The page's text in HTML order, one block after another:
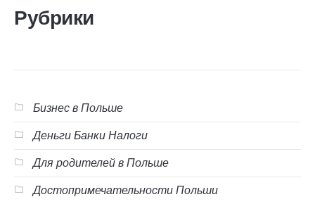
Рубрики
Бизнес в Польше
Деньги Банки Налоги
Для родителей в Польше
Достопримечательности Польши